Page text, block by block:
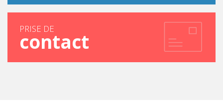
PRISE DE
contact